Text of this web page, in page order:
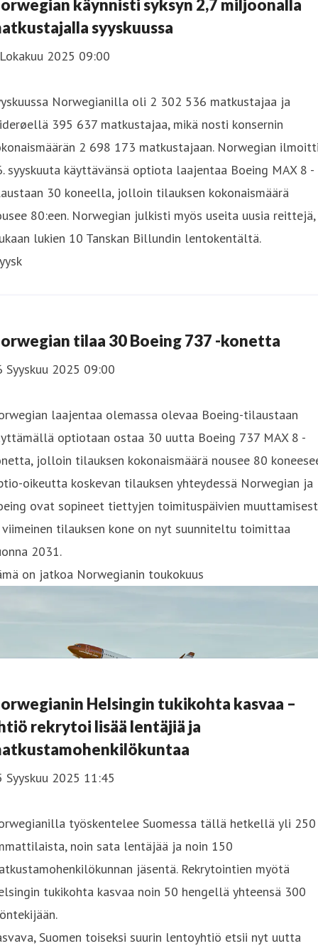
käynnisti syksyn 2,7 miljoonalla
syyskuussa
2025 09:00
Norwegianilla oli 2 302 536 matkustajaa ja
395 637 matkustajaa, mikä nosti konsernin
2 698 173 matkustajaan. Norwegian
syyskuuta käyttävänsä optiota laajentaa Boeing MAX 8 -
30 koneella, jolloin tilauksen kokonaismäärä
80:een. Norwegian julkisti myös useita uusia reittejä,
lukien 10 Tanskan Billundin lentokentältä.
tilaa 30 Boeing 737 -konetta
Syyskuu 2025 09:00
laajentaa olemassa olevaa Boeing-tilaustaan
optiotaan ostaa 30 uutta Boeing 737 MAX 8 -
jolloin tilauksen kokonaismäärä nousee 80
oikeutta koskevan tilauksen yhteydessä Norwegian ja
ovat sopineet tiettyjen toimituspäivien
tilauksen kone on nyt suunniteltu toimittaa
2031.
on jatkoa Norwegianin toukokuus
Helsingin tukikohta kasvaa –
rekrytoi lisää lentäjiä ja
Syyskuu 2025 11:45
työskentelee Suomessa tällä hetkellä yli 250
noin sata lentäjää ja noin 150
jäsentä. Rekrytointien myötä
tukikohta kasvaa noin 50 hengellä yhteensä 300
Suomen toiseksi suurin lentoyhtiö etsii nyt uutta